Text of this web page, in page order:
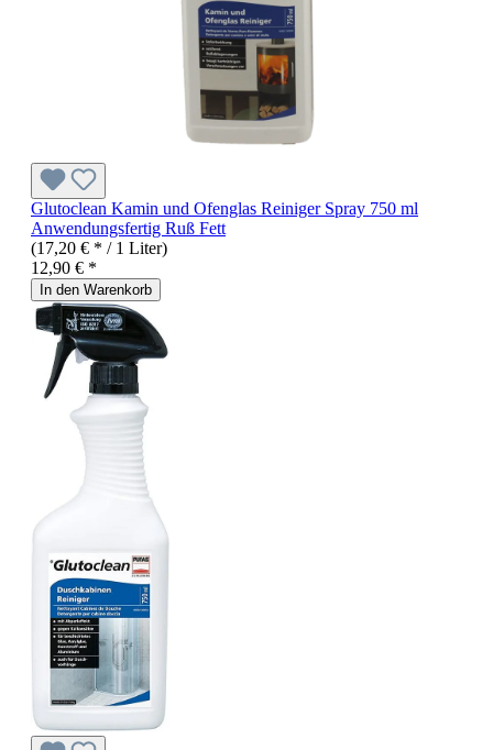
Glutoclean Kamin und Ofenglas Reiniger Spray 750 ml
Anwendungsfertig Ruß Fett
(17,20 € * / 1 Liter)
12,90 € *
In den Warenkorb